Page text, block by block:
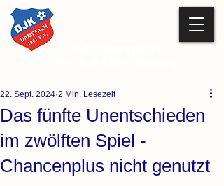
Das fünfte Unentschieden
im zwölften Spiel -
Chancenplus nicht genutzt
22. Sept. 2024 2 Min. Lesezeit